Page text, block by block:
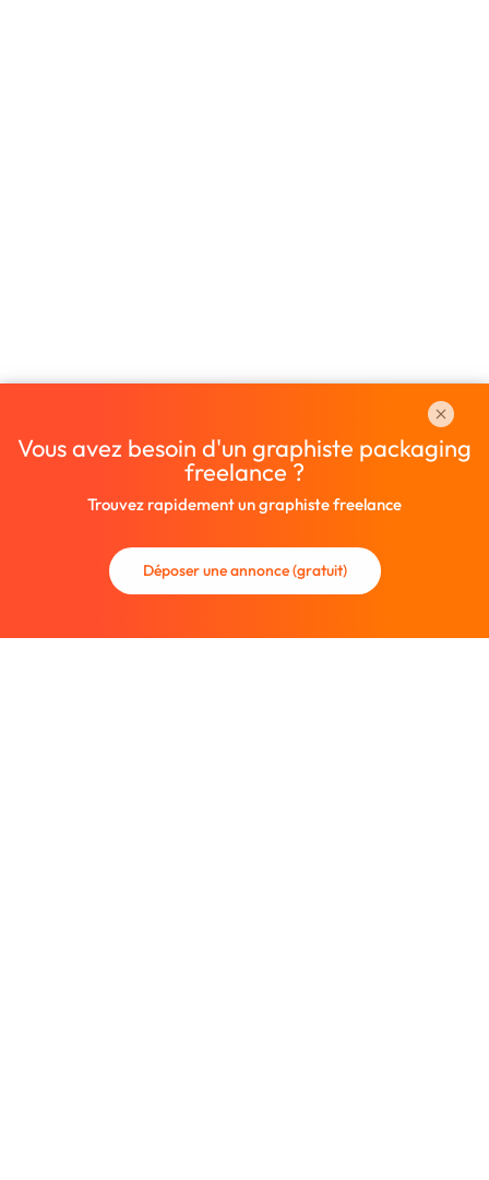
Vous avez besoin d'un graphiste packaging
freelance ?
Trouvez rapidement un graphiste freelance
Déposer une annonce (gratuit)